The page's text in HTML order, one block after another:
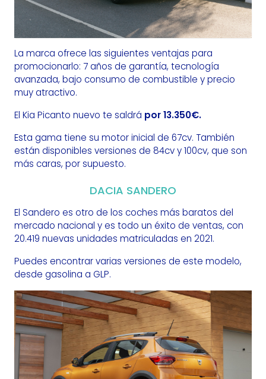
La marca ofrece las siguientes ventajas para
promocionarlo: 7 años de garantía, tecnología
avanzada, bajo consumo de combustible y precio
muy atractivo.
El Kia Picanto nuevo te saldrá por 13.350€.
Esta gama tiene su motor inicial de 67cv. También
están disponibles versiones de 84cv y 100cv, que son
más caras, por supuesto.
DACIA SANDERO
El Sandero es otro de los coches más baratos del
mercado nacional y es todo un éxito de ventas, con
20.419 nuevas unidades matriculadas en 2021.
Puedes encontrar varias versiones de este modelo,
desde gasolina a GLP.